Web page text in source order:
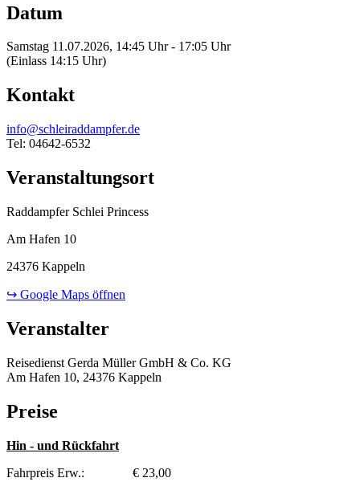
Datum
Samstag 11.07.2026, 14:45 Uhr - 17:05 Uhr
(Einlass 14:15 Uhr)
Kontakt
info@schleiraddampfer.de
Tel: 04642-6532
Veranstaltungsort
Raddampfer Schlei Princess
Am Hafen 10
24376 Kappeln
↪ Google Maps öffnen
Veranstalter
Reisedienst Gerda Müller GmbH & Co. KG
Am Hafen 10, 24376 Kappeln
Preise
Hin - und Rückfahrt
Fahrpreis Erw.: € 23,00